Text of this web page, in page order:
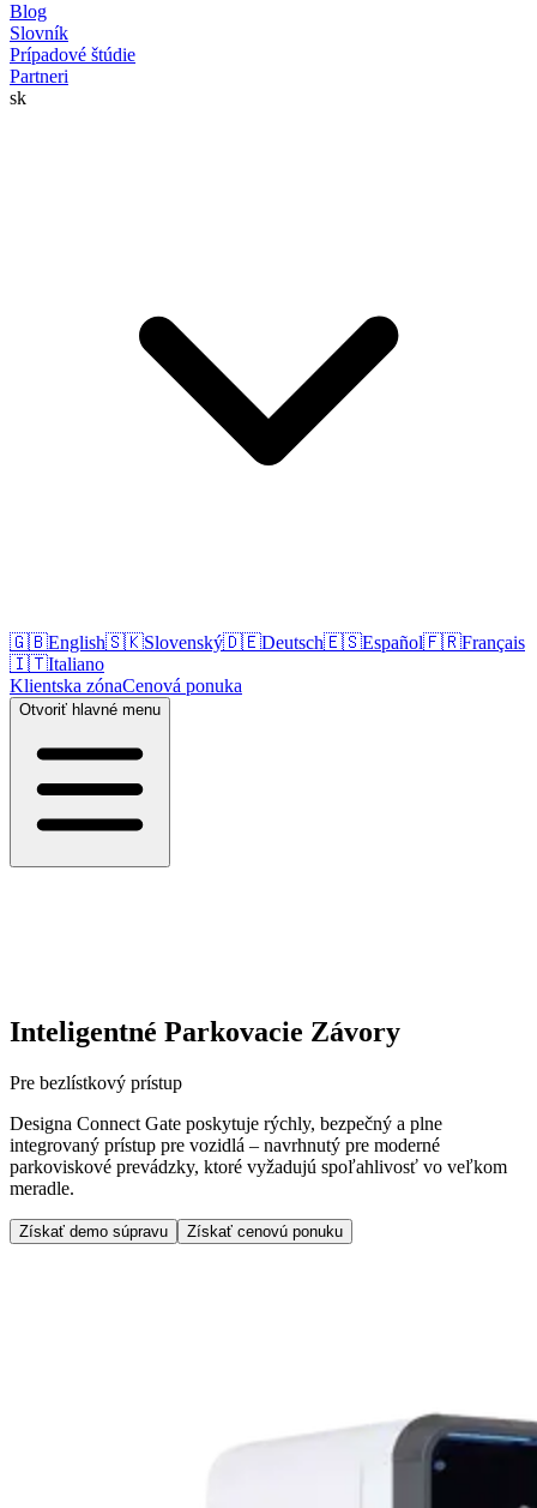
Blog
Slovník
Prípadové štúdie
Partneri
sk
🇬🇧English🇸🇰Slovenský🇩🇪Deutsch🇪🇸Español🇫🇷Français
🇮🇹Italiano
Klientska zónaCenová ponuka
Otvoriť hlavné menu
Inteligentné Parkovacie Závory
Pre bezlístkový prístup
Designa Connect Gate poskytuje rýchly, bezpečný a plne
integrovaný prístup pre vozidlá – navrhnutý pre moderné
parkoviskové prevádzky, ktoré vyžadujú spoľahlivosť vo veľkom
meradle.
Získať demo súpravu Získať cenovú ponuku